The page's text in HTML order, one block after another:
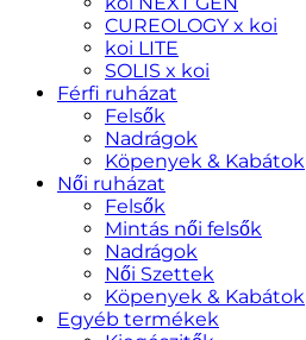
SOLIS
mennyiség
CUREOLOGY x koi
koi LITE
SOLIS x koi
Férfi ruházat
Felsők
Nadrágok
Köpenyek & Kabátok
Női ruházat
Felsők
Mintás női felsők
Nadrágok
Női Szettek
Köpenyek & Kabátok
Egyéb termékek